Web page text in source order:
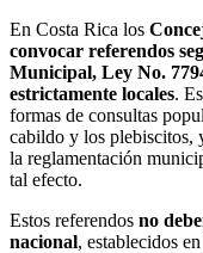
En Costa Rica los
convocar referendos
Municipal, Ley No.
estrictamente locales.
formas de consultas
cabildo y los plebiscitos,
la reglamentación
tal efecto.
Estos referendos no
nacional, establecidos